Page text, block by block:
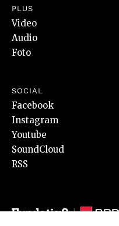
PLUS
Video
Audio
Foto
SOCIAL
Facebook
Instagram
Youtube
SoundCloud
RSS